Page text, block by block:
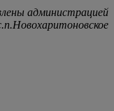
администрацией